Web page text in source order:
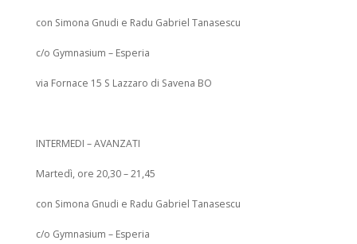
con Simona Gnudi e Radu Gabriel Tanasescu
c/o Gymnasium – Esperia
via Fornace 15 S Lazzaro di Savena BO
INTERMEDI – AVANZATI
Martedì, ore 20,30 – 21,45
con Simona Gnudi e Radu Gabriel Tanasescu
c/o Gymnasium – Esperia